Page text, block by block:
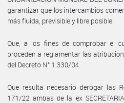
garantizar que los intercambios
más fluida, previsible y libre posible.
Que, a los fines de comprobar el
proceden a reglamentar las
del Decreto N° 1.330/04.
Que resulta necesario derogar las
171/22 ambas de la ex